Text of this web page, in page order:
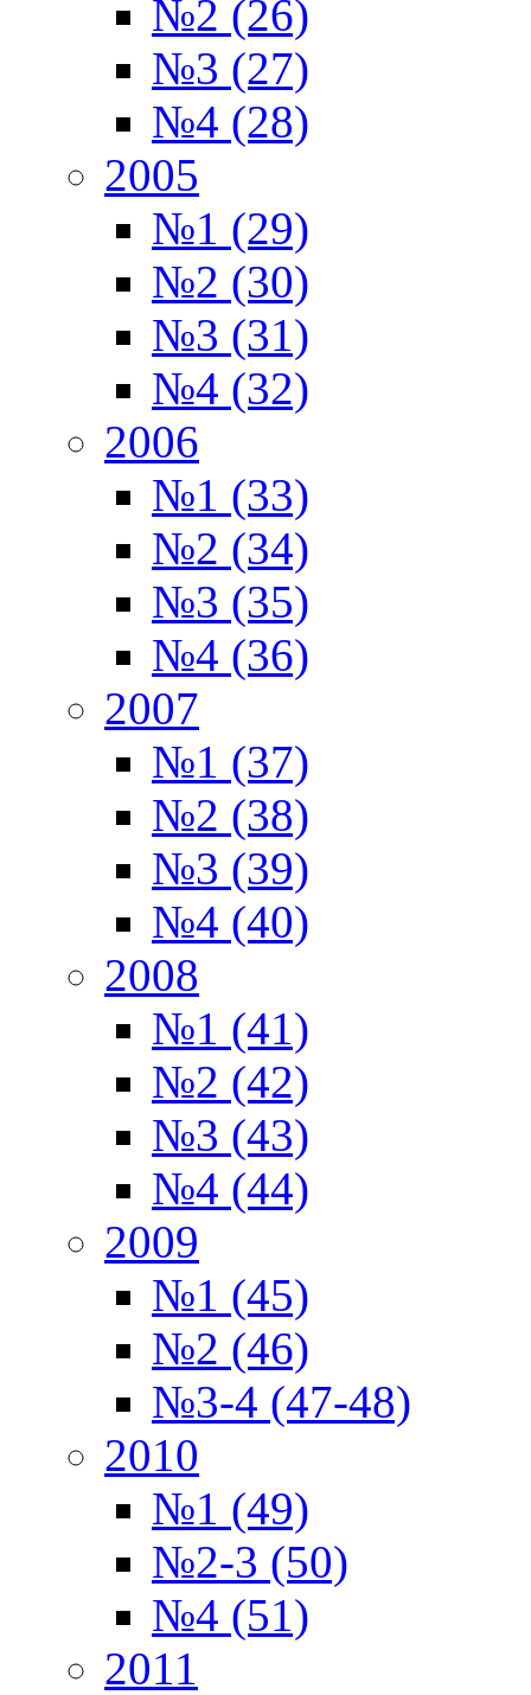
№2 (26)
№3 (27)
№4 (28)
2005
№1 (29)
№2 (30)
№3 (31)
№4 (32)
2006
№1 (33)
№2 (34)
№3 (35)
№4 (36)
2007
№1 (37)
№2 (38)
№3 (39)
№4 (40)
2008
№1 (41)
№2 (42)
№3 (43)
№4 (44)
2009
№1 (45)
№2 (46)
№3-4 (47-48)
2010
№1 (49)
№2-3 (50)
№4 (51)
2011